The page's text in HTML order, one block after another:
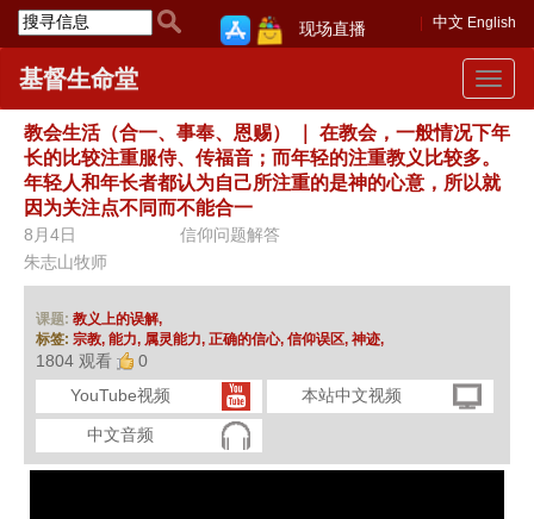
中文 English
现场直播
Toggle
基督生命堂
教会生活（合一、事奉、恩赐）
在教会，一般情况下年
长的比较注重服侍、传福音；而年轻的注重教义比较多。
年轻人和年长者都认为自己所注重的是神的心意，所以就
因为关注点不同而不能合一
8月4日
信仰问题解答
朱志山牧师
课题: 教义上的误解,
标签: 宗教, 能力, 属灵能力, 正确的信心, 信仰误区, 神迹,
1804 观看
0
YouTube视频
本站中文视频
中文音频